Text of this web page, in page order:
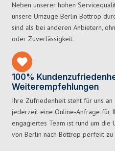
Neben unserer hohen
unsere Umzüge Berlin Bottrop
sind als bei anderen Anbietern,
oder Zuverlässigkeit.
100%
Weiterempfehlungen
Ihre Zufriedenheit steht für uns
jederzeit eine Online-Anfrage für
engagiertes Team ist rund um die
von Berlin nach Bottrop perfekt